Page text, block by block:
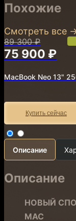
Похожие
Смотреть все
89 300 ₽
75 900 ₽
MacBook Neo 13"
Купить сейчас
Описание
Описание
НОВЫЙ
MAC